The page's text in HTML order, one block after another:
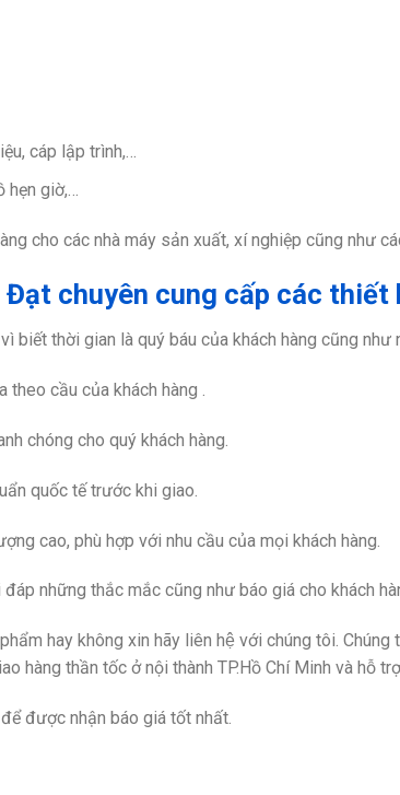
cáp lập trình,…
hẹn giờ,…
cho các nhà máy sản xuất, xí nghiệp cũng như
chuyên cung cấp các
biết thời gian là quý báu của khách hàng cũng như
theo cầu của khách hàng .
chóng cho quý khách hàng.
quốc tế trước khi giao.
cao, phù hợp với nhu cầu của mọi khách hàng.
những thắc mắc cũng như báo giá cho khách
hay không xin hãy liên hệ với chúng tôi.
hàng thần tốc ở nội thành TP.Hồ Chí Minh và hỗ
được nhận báo giá tốt nhất.